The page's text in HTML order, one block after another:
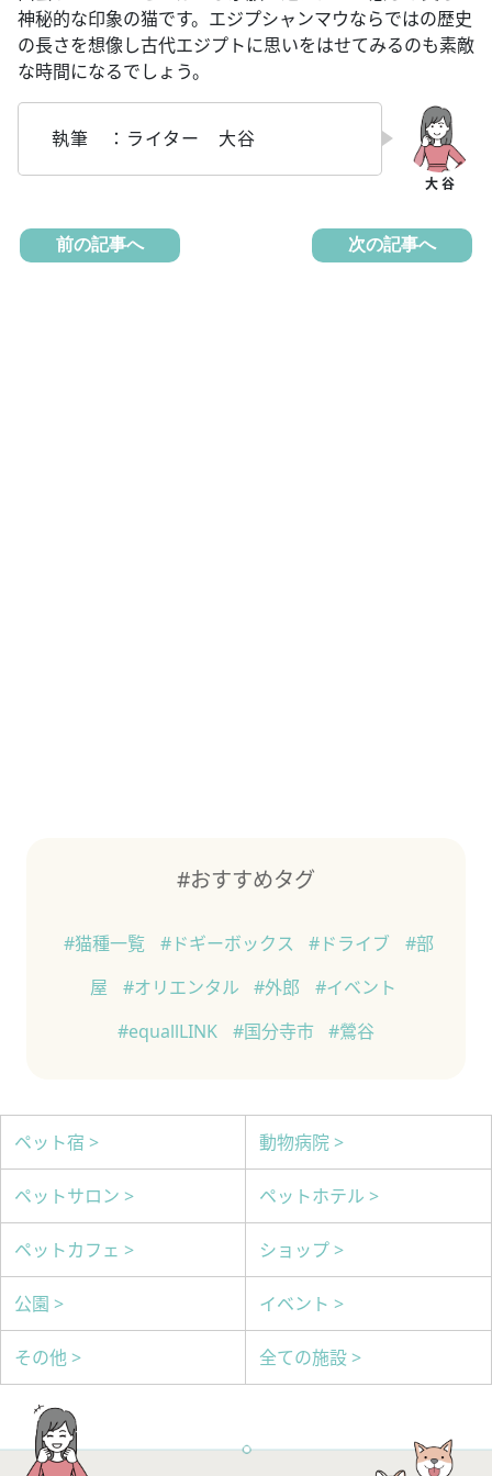
神秘的な印象の猫です。エジプシャンマウならではの歴史
の長さを想像し古代エジプトに思いをはせてみるのも素敵
な時間になるでしょう。
執筆 ：ライター 大谷
前の記事へ 次の記事へ
#おすすめタグ
#猫種一覧 #ドギーボックス #ドライブ
#部
屋
#オリエンタル #外郎
#イベント
#equallLINK
#国分寺市 #鶯谷
ペット宿 > 動物病院 >
ペットサロン > ペットホテル >
ペットカフェ > ショップ >
公園 > イベント >
その他 > 全ての施設 >